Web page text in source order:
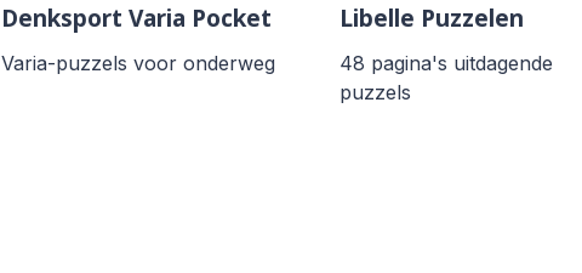
Denksport Varia Pocket
Varia-puzzels voor onderweg
Libelle Puzzelen
48 pagina's uitdagende
puzzels